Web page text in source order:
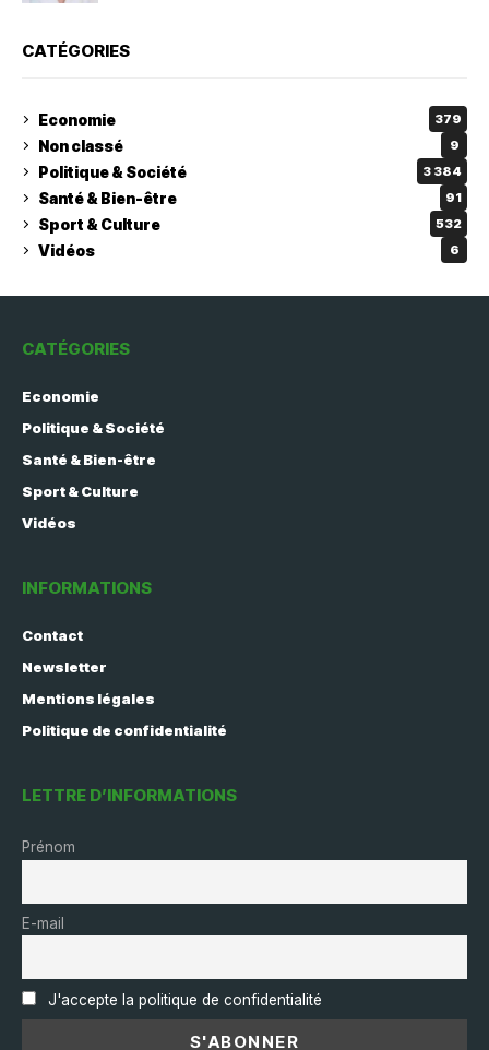
CATÉGORIES
Economie 379
Non classé 9
Politique & Société 3 384
Santé & Bien-être 91
Sport & Culture 532
Vidéos 6
CATÉGORIES
Economie
Politique & Société
Santé & Bien-être
Sport & Culture
Vidéos
INFORMATIONS
Contact
Newsletter
Mentions légales
Politique de confidentialité
LETTRE D’INFORMATIONS
Prénom
E-mail
J'accepte la politique de confidentialité